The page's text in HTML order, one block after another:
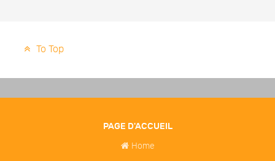
To Top
PAGE D'ACCUEIL
Home